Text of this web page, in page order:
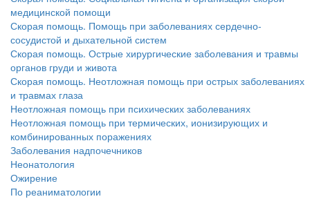
медицинской помощи
Скорая помощь. Помощь при заболеваниях сердечно-
сосудистой и дыхательной систем
Скорая помощь. Острые хирургические заболевания и травмы
органов груди и живота
Скорая помощь. Неотложная помощь при острых заболеваниях
и травмах глаза
Неотложная помощь при психических заболеваниях
Неотложная помощь при термических, ионизирующих и
комбинированных поражениях
Заболевания надпочечников
Неонатология
Ожирение
По реаниматологии